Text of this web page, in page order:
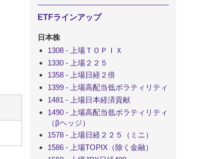
ETFラインアップ
日本株
1308 - 上場ＴＯＰＩＸ
1330 - 上場２２５
1358 - 上場日経２倍
1399 - 上場高配当低ボラティリティ
1481 - 上場日本経済貢献
1490 - 上場高配当低ボラティリティ
（βヘッジ）
1578 - 上場日経２２５（ミニ）
1586 - 上場TOPIX（除く金融）